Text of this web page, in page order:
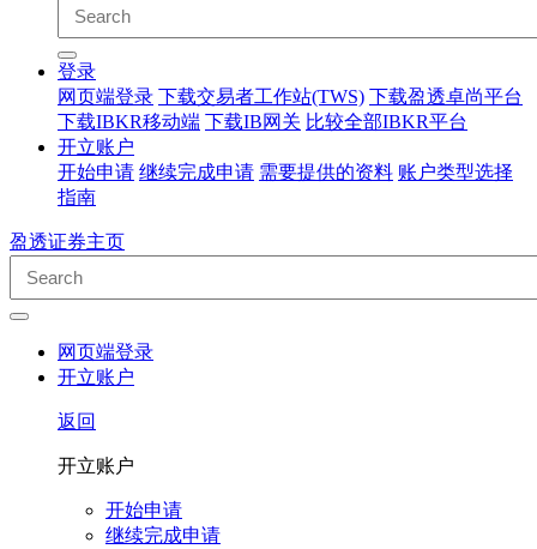
登录
网页端登录 下载交易者工作站(TWS) 下载盈透卓尚平台
下载IBKR移动端 下载IB网关 比较全部IBKR平台
开立账户
开始申请 继续完成申请 需要提供的资料 账户类型选择
指南
盈透证券主页
网页端登录
开立账户
返回
开立账户
开始申请
继续完成申请